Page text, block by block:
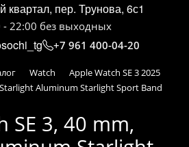
квартал, пер. Трунова, 6с1
22:00 без выходных
+7 961 400-04-20
Watch
Apple Watch SE 3 2025
Aluminum Starlight Sport Band
SE 3, 40 mm,